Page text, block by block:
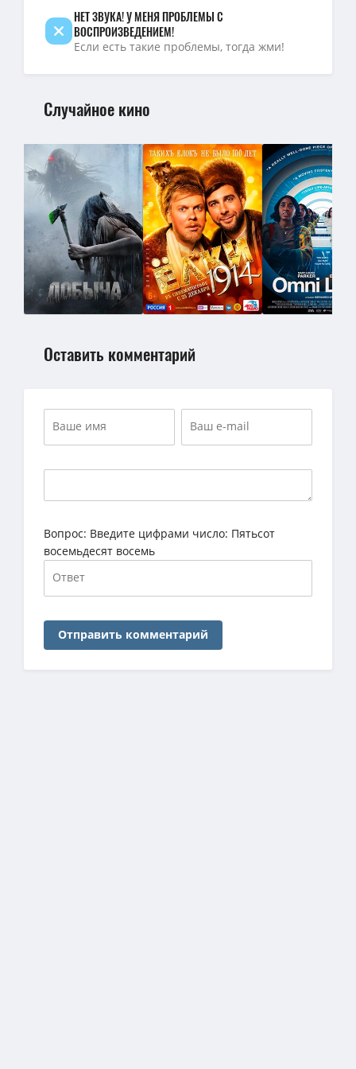
НЕТ ЗВУКА! У МЕНЯ ПРОБЛЕМЫ С
ВОСПРОИЗВЕДЕНИЕМ!
Если есть такие проблемы, тогда жми!
Случайное кино
Оставить комментарий
Вопрос: Введите цифрами число: Пятьсот
восемьдесят восемь
Отправить комментарий